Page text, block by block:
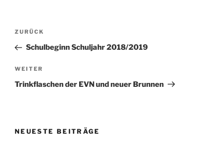
Beitragsnavigation
Vorheriger
Beitrag
ZURÜCK
Schulbeginn Schuljahr 2018/2019
Nächster
Beitrag
WEITER
Trinkflaschen der EVN und neuer Brunnen
NEUESTE BEITRÄGE